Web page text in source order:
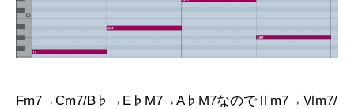
Fm7→Cm7/B♭→E♭M7→A♭M7なのでⅡm7→Ⅵm7/